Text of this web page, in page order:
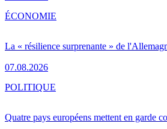
La « résilience surprenante » de
07.08.2026
ÉCONOMIE
Quatre pays européens mettent en garde
POLITIQUE